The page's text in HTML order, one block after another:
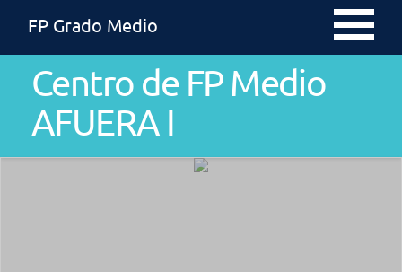
FP Grado Medio
Centro de FP Medio
AFUERA I